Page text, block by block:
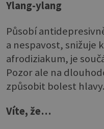
Ylang-ylang
Působí
a nespavost, snižuje
afrodiziakum, je
Pozor ale na
způsobit bolest hlavy.
Víte, že…